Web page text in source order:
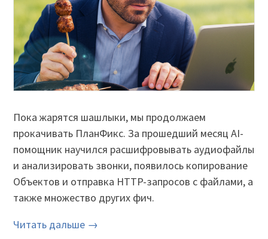
Пока жарятся шашлыки, мы продолжаем
прокачивать ПланФикс. За прошедший месяц AI-
помощник научился расшифровывать аудиофайлы
и анализировать звонки, появилось копирование
Объектов и отправка HTTP-запросов с файлами, а
также множество других фич.
Читать дальше →